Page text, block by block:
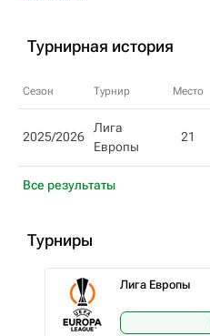
Турнирная история
Сезон Турнир Место
2025/2026
Лига
Европы
21
Все результаты
Турниры
Лига Европы